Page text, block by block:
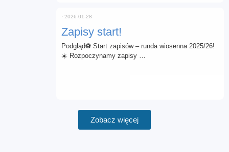
Zapisy start!
⋅ 2026-01-28
Podgląd⚽ Start zapisów – runda wiosenna 2025/26!
☀️ Rozpoczynamy zapisy …
Zobacz więcej